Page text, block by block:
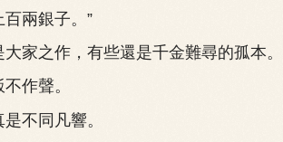
兩銀子。”
之作，有些還是千金難尋的孤本。
作聲。
不同凡響。